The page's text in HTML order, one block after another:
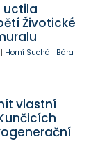
uctila
Životické
Horní Suchá | Bára
vlastní